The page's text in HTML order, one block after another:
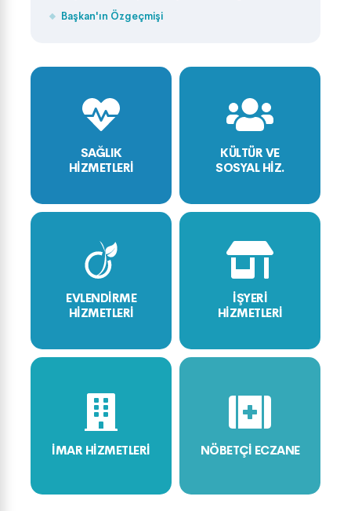
Başkan'ın Özgeçmişi
SAĞLIK
HİZMETLERİ
KÜLTÜR VE
SOSYAL HİZ.
EVLENDİRME
HİZMETLERİ
İŞYERİ
HİZMETLERİ
İMAR HİZMETLERİ NÖBETÇİ ECZANE